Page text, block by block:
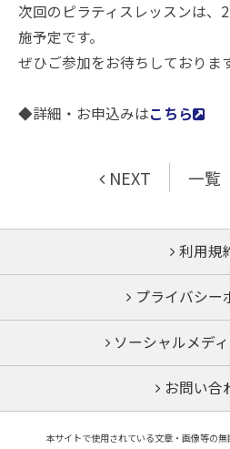
次回のピラティスレッスンは、
施予定です。
ぜひご参加をお待ちしておりま
◆詳細・お申込みはこちら
NEXT 一覧
利用規
プライバシー
ソーシャルメデ
お問い合
本サイトで使用されている文章・画像等の無